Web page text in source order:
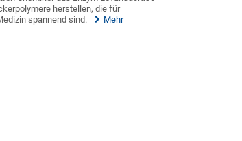
herstellen, die für
spannend sind.
Mehr